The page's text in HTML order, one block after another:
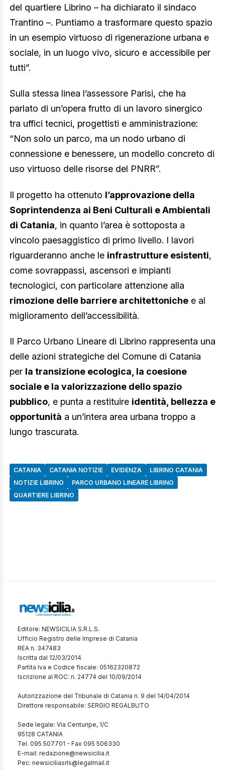
del quartiere Librino – ha dichiarato il sindaco
Trantino –. Puntiamo a trasformare questo spazio
in un esempio virtuoso di rigenerazione urbana e
sociale, in un luogo vivo, sicuro e accessibile per
tutti”.
Sulla stessa linea l’assessore Parisi, che ha
parlato di un’opera frutto di un lavoro sinergico
tra uffici tecnici, progettisti e amministrazione:
“Non solo un parco, ma un nodo urbano di
connessione e benessere, un modello concreto di
uso virtuoso delle risorse del PNRR”.
Il progetto ha ottenuto l’approvazione della
Soprintendenza ai Beni Culturali e Ambientali
di Catania, in quanto l’area è sottoposta a
vincolo paesaggistico di primo livello. I lavori
riguarderanno anche le infrastrutture esistenti,
come sovrappassi, ascensori e impianti
tecnologici, con particolare attenzione alla
rimozione delle barriere architettoniche e al
miglioramento dell’accessibilità.
Il Parco Urbano Lineare di Librino rappresenta una
delle azioni strategiche del Comune di Catania
per la transizione ecologica, la coesione
sociale e la valorizzazione dello spazio
pubblico, e punta a restituire identità, bellezza e
opportunità a un’intera area urbana troppo a
lungo trascurata.
CATANIA CATANIA NOTIZIE EVIDENZA
LIBRINO CATANIA
NOTIZIE LIBRINO
PARCO URBANO LINEARE LIBRINO
QUARTIERE LIBRINO
Editore: NEWSICILIA S.R.L.S.
Ufficio Registro delle Imprese di Catania
REA n. 347483
Iscritta dal 12/03/2014
Partita Iva e Codice fiscale: 05162320872
Iscrizione al ROC: n. 24774 del 10/09/2014
Autorizzazione del Tribunale di Catania n. 9 del 14/04/2014
Direttore responsabile: SERGIO REGALBUTO
Sede legale: Via Centuripe, 1/C
95128 CATANIA
Tel. 095 507701 - Fax 095 506330
E-mail: redazione@newsicilia.it
Pec: newsiciliasrls@legalmail.it